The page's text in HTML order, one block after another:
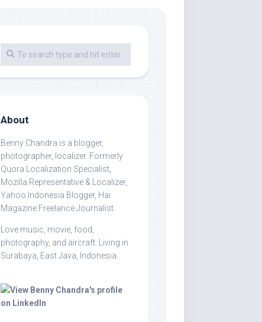
About
Benny Chandra is a blogger,
photographer, localizer. Formerly
Quora Localization Specialist,
Mozilla Representative & Localizer,
Yahoo Indonesia Blogger, Hai
Magazine Freelance Journalist.
Love music, movie, food,
photography, and aircraft. Living in
Surabaya, East Java, Indonesia.